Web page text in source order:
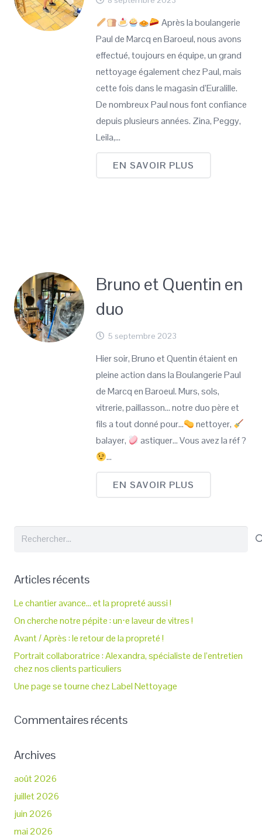
Après la boulangerie
Paul de Marcq en Baroeul, nous avons
effectué, toujours en équipe, un grand
nettoyage également chez Paul, mais
cette fois dans le magasin d’Euralille.
De nombreux Paul nous font confiance
depuis plusieurs années. Zina, Peggy,
Leila,…
EN SAVOIR PLUS
Bruno et Quentin en
duo
5 septembre 2023
Hier soir, Bruno et Quentin étaient en
pleine action dans la Boulangerie Paul
de Marcq en Baroeul. Murs, sols,
vitrerie, paillasson… notre duo père et
fils a tout donné pour…
nettoyer,
balayer,
astiquer… Vous avez la réf ?
…
EN SAVOIR PLUS
Rechercher :
Articles récents
Le chantier avance… et la propreté aussi !
On cherche notre pépite : un⋅e laveur de vitres !
Avant / Après : le retour de la propreté !
Portrait collaboratrice : Alexandra, spécialiste de l’entretien
chez nos clients particuliers
Une page se tourne chez Label Nettoyage
Commentaires récents
Archives
août 2026
juillet 2026
juin 2026
mai 2026